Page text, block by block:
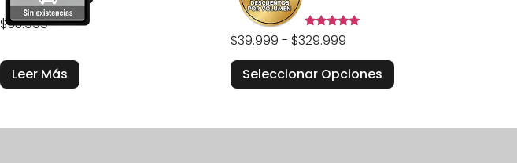
$53.999
Leer Más
Valorado en
5.00
$39.999 - $329.999
Seleccionar Opciones